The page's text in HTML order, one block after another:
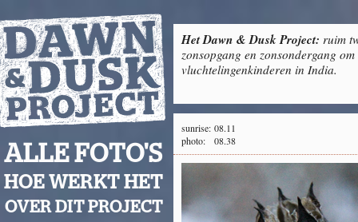
Het Dawn & Dusk Project: ruim
zonsopgang en zonsondergang
vluchtelingenkinderen in India.
ALLE FOTO'S
HOE WERKT HET
OVER DIT PROJECT
sunrise: 08.11
photo:
08.38